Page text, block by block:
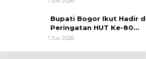
Kebersamaan
Bupati Bogor Ikut Hadir
Peringatan HUT Ke-80
Bhayangkara, Sinergi Polri
Kunci Menjaga Keamanan
1 Juli 2026